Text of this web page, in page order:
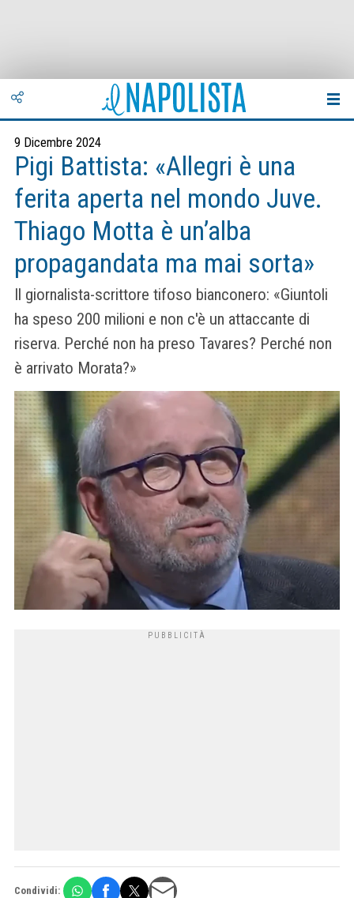
9 Dicembre 2024
Pigi Battista: «Allegri è una
ferita aperta nel mondo Juve.
Thiago Motta è un’alba
propagandata ma mai sorta»
Il giornalista-scrittore tifoso bianconero: «Giuntoli
ha speso 200 milioni e non c'è un attaccante di
riserva. Perché non ha preso Tavares? Perché non
è arrivato Morata?»
Condividi: